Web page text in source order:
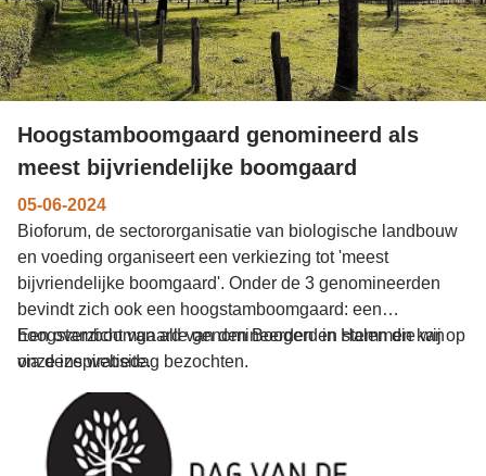
Hoogstamboomgaard genomineerd als
meest bijvriendelijke boomgaard
05-06-2024
Bioforum, de sectororganisatie van biologische landbouw
en voeding organiseert een verkiezing tot 'meest
bijvriendelijke boomgaard'. Onder de 3 genomineerden
bevindt zich ook een hoogstamboomgaard: een
hoogstamboomgaard van den Boogerd in Halen die wij op
onze inspiratiedag bezochten.
Een overzicht van alle genomineerden en stemmen kan
via deze website.